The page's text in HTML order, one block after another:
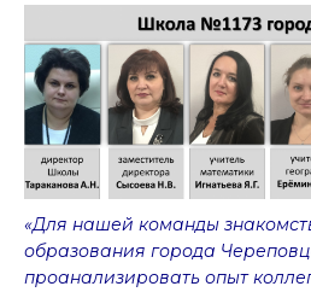
«Для нашей команды
образования города
проанализировать опыт